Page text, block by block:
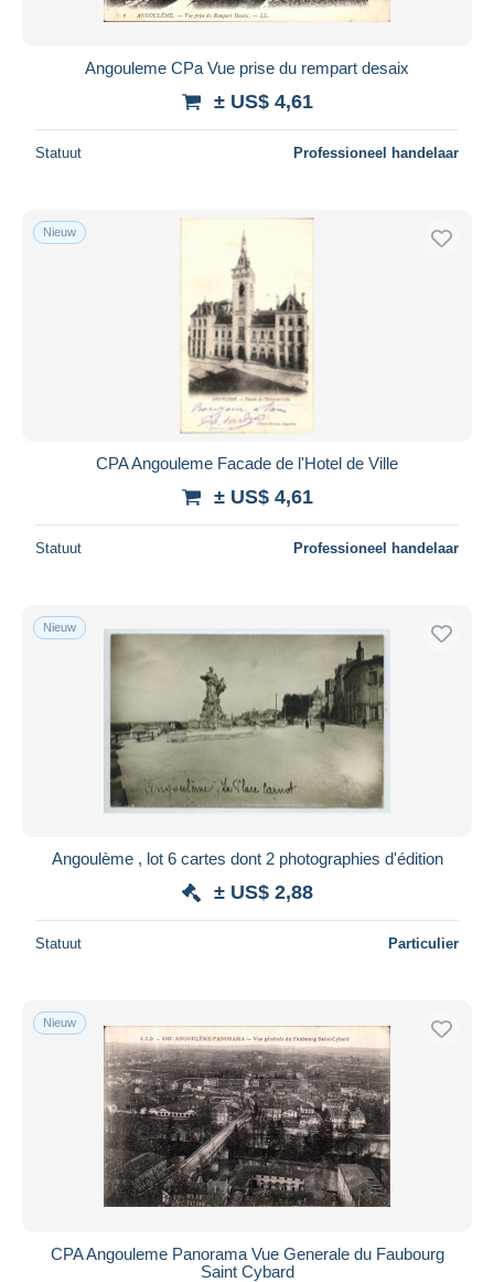
Angouleme CPa Vue prise du rempart desaix
± US$ 4,61
Statuut Professioneel handelaar
Nieuw
CPA Angouleme Facade de l'Hotel de Ville
± US$ 4,61
Statuut Professioneel handelaar
Nieuw
Angoulème , lot 6 cartes dont 2 photographies d'édition
± US$ 2,88
Statuut Particulier
Nieuw
CPA Angouleme Panorama Vue Generale du Faubourg
Saint Cybard